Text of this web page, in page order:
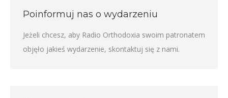
Poinformuj nas o wydarzeniu
Jeżeli chcesz, aby Radio Orthodoxia swoim patronatem
objęło jakieś wydarzenie, skontaktuj się z nami.